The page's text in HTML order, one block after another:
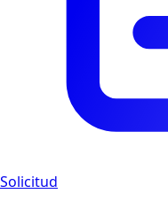
Solicitud